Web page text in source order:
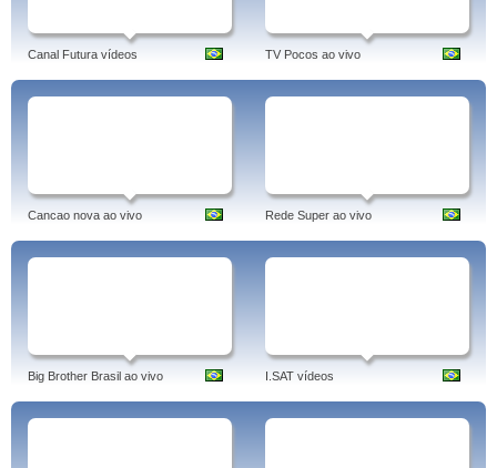
Canal Futura vídeos TV Pocos ao vivo
Cancao nova ao vivo Rede Super ao vivo
Big Brother Brasil ao vivo I.SAT vídeos